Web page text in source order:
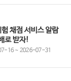
채점 서비스 알람
로 받자!
16 ~ 2026-07-31